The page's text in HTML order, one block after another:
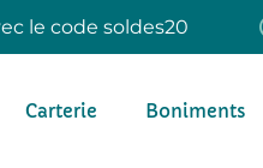
le code soldes20
Carterie Boniments